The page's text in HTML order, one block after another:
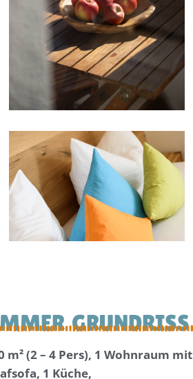
MER GRUNDRISS
m² (2 – 4 Pers), 1 Wohnraum mit
1 Küche,